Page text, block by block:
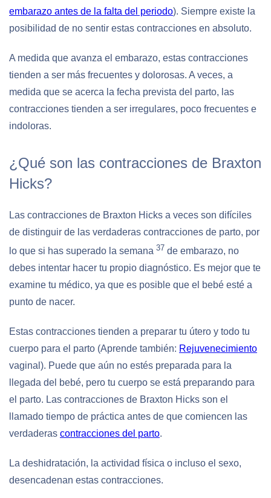
embarazo antes de la falta del periodo). Siempre existe la
posibilidad de no sentir estas contracciones en absoluto.
A medida que avanza el embarazo, estas contracciones
tienden a ser más frecuentes y dolorosas. A veces, a
medida que se acerca la fecha prevista del parto, las
contracciones tienden a ser irregulares, poco frecuentes e
indoloras.
¿Qué son las contracciones de Braxton
Hicks?
Las contracciones de Braxton Hicks a veces son difíciles
de distinguir de las verdaderas contracciones de parto, por
lo que si has superado la semana 37 de embarazo, no
debes intentar hacer tu propio diagnóstico. Es mejor que te
examine tu médico, ya que es posible que el bebé esté a
punto de nacer.
Estas contracciones tienden a preparar tu útero y todo tu
cuerpo para el parto (Aprende también: Rejuvenecimiento
vaginal). Puede que aún no estés preparada para la
llegada del bebé, pero tu cuerpo se está preparando para
el parto. Las contracciones de Braxton Hicks son el
llamado tiempo de práctica antes de que comiencen las
verdaderas contracciones del parto.
La deshidratación, la actividad física o incluso el sexo,
desencadenan estas contracciones.